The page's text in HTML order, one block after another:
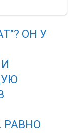
ОН У
РАВНО